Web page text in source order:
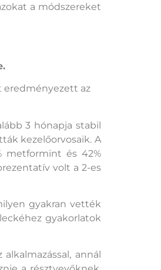
a módszereket
eredményezett az
3 hónapja stabil
kezelőorvosaik. A
metformint és 42%
volt a 2-es
gyakran vették
gyakorlatok
annál